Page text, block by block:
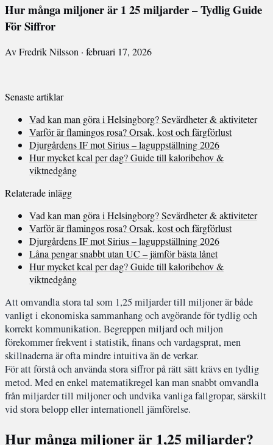
Hur många miljoner är 1 25 miljarder – Tydlig Guide
För Siffror
Av Fredrik Nilsson · februari 17, 2026
Senaste artiklar
Vad kan man göra i Helsingborg? Sevärdheter & aktiviteter
Varför är flamingos rosa? Orsak, kost och färgförlust
Djurgårdens IF mot Sirius – laguppställning 2026
Hur mycket kcal per dag? Guide till kaloribehov &
viktnedgång
Relaterade inlägg
Vad kan man göra i Helsingborg? Sevärdheter & aktiviteter
Varför är flamingos rosa? Orsak, kost och färgförlust
Djurgårdens IF mot Sirius – laguppställning 2026
Låna pengar snabbt utan UC – jämför bästa lånet
Hur mycket kcal per dag? Guide till kaloribehov &
viktnedgång
Att omvandla stora tal som 1,25 miljarder till miljoner är både
vanligt i ekonomiska sammanhang och avgörande för tydlig och
korrekt kommunikation. Begreppen miljard och miljon
förekommer frekvent i statistik, finans och vardagsprat, men
skillnaderna är ofta mindre intuitiva än de verkar.
För att förstå och använda stora siffror på rätt sätt krävs en tydlig
metod. Med en enkel matematikregel kan man snabbt omvandla
från miljarder till miljoner och undvika vanliga fallgropar, särskilt
vid stora belopp eller internationell jämförelse.
Hur många miljoner är 1,25 miljarder?